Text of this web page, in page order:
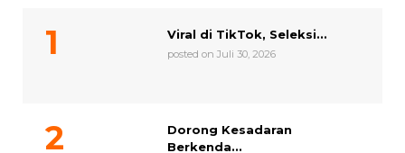
Viral di TikTok, Seleksi...
posted on Juli 30, 2026
Dorong Kesadaran
Berkenda...